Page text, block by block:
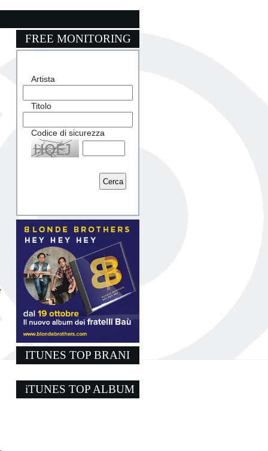
FREE MONITORING
Artista
Titolo
Codice di sicurezza
Captcha
ITUNES TOP BRANI
iTUNES TOP ALBUM